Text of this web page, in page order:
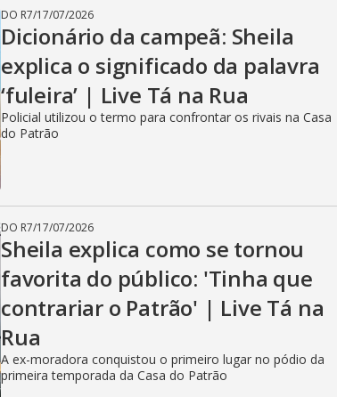
DO R7/17/07/2026
Dicionário da campeã: Sheila
explica o significado da palavra
‘fuleira’ | Live Tá na Rua
Policial utilizou o termo para confrontar os rivais na Casa
do Patrão
DO R7/17/07/2026
Sheila explica como se tornou
favorita do público: 'Tinha que
contrariar o Patrão' | Live Tá na
Rua
A ex-moradora conquistou o primeiro lugar no pódio da
primeira temporada da Casa do Patrão